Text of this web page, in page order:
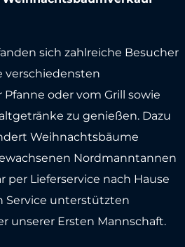
sich zahlreiche Besucher
verschiedensten
oder vom Grill sowie
zu genießen. Dazu
Weihnachtsbäume
Nordmanntannen
per Lieferservice nach Hause
Service unterstützten
unserer Ersten Mannschaft.